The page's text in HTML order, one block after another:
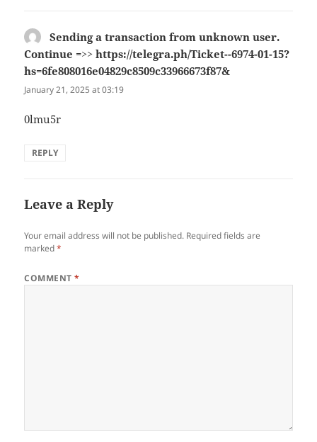
Sending a transaction from unknown user.
Continue =>> https://telegra.ph/Ticket--6974-01-15?
hs=6fe808016e04829c8509c33966673f87&
January 21, 2025 at 03:19
0lmu5r
REPLY
Leave a Reply
Your email address will not be published. Required fields are
marked*
COMMENT*